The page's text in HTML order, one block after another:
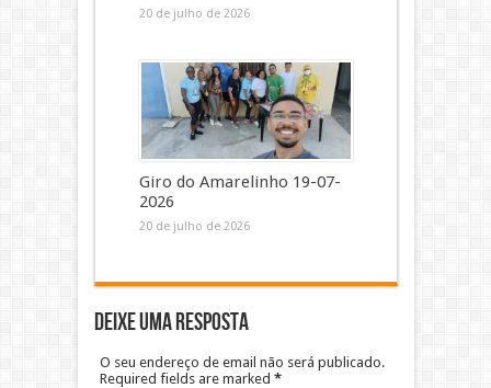
20 de julho de 2026
Giro do Amarelinho 19-07-
2026
20 de julho de 2026
Deixe uma resposta
O seu endereço de email não será publicado.
Required fields are marked *